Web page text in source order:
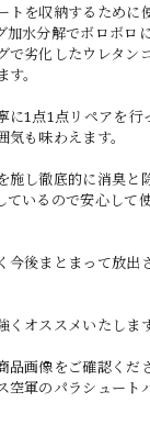
トを収納するために
加水分解でボロボロ
で劣化したウレタン
。
に1点1点リペアを行
も味わえます。
施し徹底的に消臭と
ているので安心して
今後まとまって放出
オススメいたします
画像をご確認くだ
空軍のパラシュート